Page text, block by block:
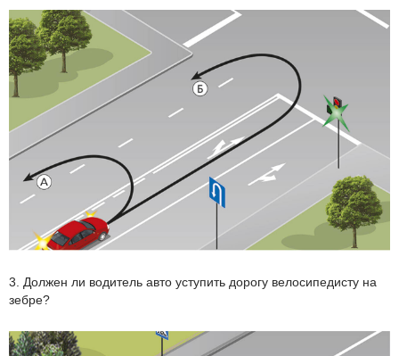
3. Должен ли водитель авто уступить дорогу велосипедисту на
зебре?